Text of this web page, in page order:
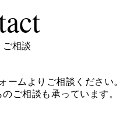
ご相談
ームよりご相談ください。
ご相談も承っています。